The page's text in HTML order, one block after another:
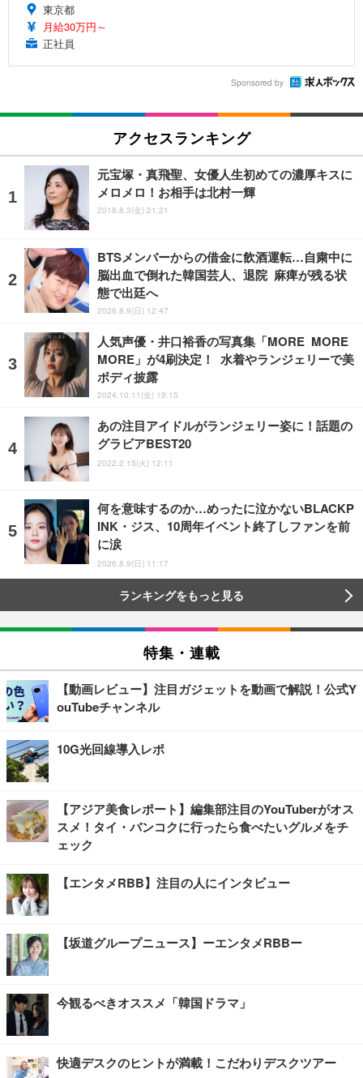
東京都
月給30万円～
正社員
Sponsored by
アクセスランキング
元宝塚・真飛聖、女優人生初めての濃厚キスに
メロメロ！お相手は北村一輝
2018.8.3(金) 21:21
BTSメンバーからの借金に飲酒運転…自粛中に
脳出血で倒れた韓国芸人、退院 麻痺が残る状
態で出廷へ
2026.8.9(日) 12:47
人気声優・井口裕香の写真集「MORE MORE
MORE」が4刷決定！ 水着やランジェリーで美
ボディ披露
2024.10.11(金) 19:15
あの注目アイドルがランジェリー姿に！話題の
グラビアBEST20
2022.2.15(火) 12:11
何を意味するのか…めったに泣かないBLACKP
INK・ジス、10周年イベント終了しファンを前
に涙
2026.8.9(日) 11:17
ランキングをもっと見る
特集・連載
【動画レビュー】注目ガジェットを動画で解説！公式Y
ouTubeチャンネル
10G光回線導入レポ
【アジア美食レポート】編集部注目のYouTuberがオス
スメ！タイ・バンコクに行ったら食べたいグルメをチ
ェック
【エンタメRBB】注目の人にインタビュー
【坂道グループニュース】ーエンタメRBBー
今観るべきオススメ「韓国ドラマ」
快適デスクのヒントが満載！こだわりデスクツアー